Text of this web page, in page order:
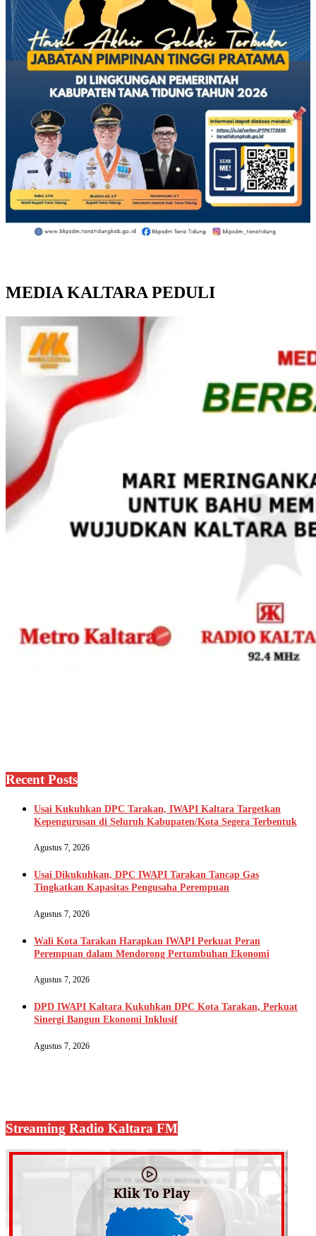
MEDIA KALTARA PEDULI
Recent Posts
Usai Kukuhkan DPC Tarakan, IWAPI Kaltara Targetkan
Kepengurusan di Seluruh Kabupaten/Kota Segera Terbentuk
Agustus 7, 2026
Usai Dikukuhkan, DPC IWAPI Tarakan Tancap Gas
Tingkatkan Kapasitas Pengusaha Perempuan
Agustus 7, 2026
Wali Kota Tarakan Harapkan IWAPI Perkuat Peran
Perempuan dalam Mendorong Pertumbuhan Ekonomi
Agustus 7, 2026
DPD IWAPI Kaltara Kukuhkan DPC Kota Tarakan, Perkuat
Sinergi Bangun Ekonomi Inklusif
Agustus 7, 2026
Streaming Radio Kaltara FM